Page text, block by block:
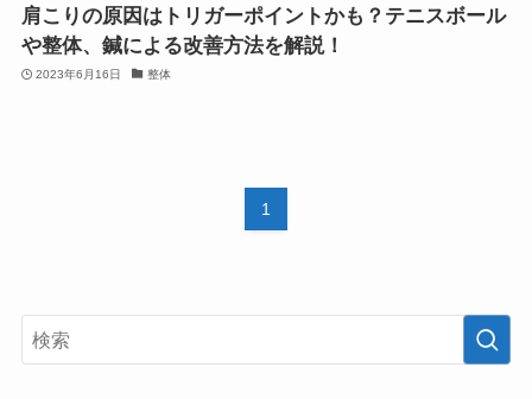
肩こりの原因はトリガーポイントかも？テニスボール
や整体、鍼による改善方法を解説！
2023年6月16日 整体
1